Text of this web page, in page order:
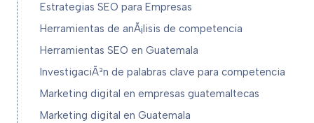
Estrategias SEO para Empresas
Herramientas de anÃ¡lisis de competencia
Herramientas SEO en Guatemala
InvestigaciÃ³n de palabras clave para competencia
Marketing digital en empresas guatemaltecas
Marketing digital en Guatemala